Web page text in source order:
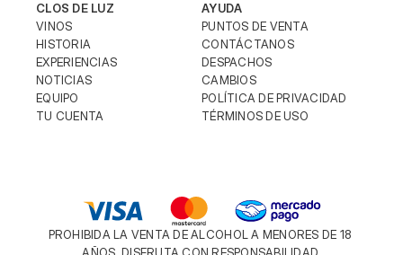
CLOS DE LUZ
HISTORIA
VINOS
EXPERIENCIAS
NOTICIAS
EQUIPO
TU CUENTA
AYUDA
CONTÁCTANOS
PUNTOS DE VENTA
DESPACHOS
CAMBIOS
POLÍTICA DE PRIVACIDAD
TÉRMINOS DE USO
PROHIBIDA LA VENTA DE ALCOHOL A MENORES DE 18